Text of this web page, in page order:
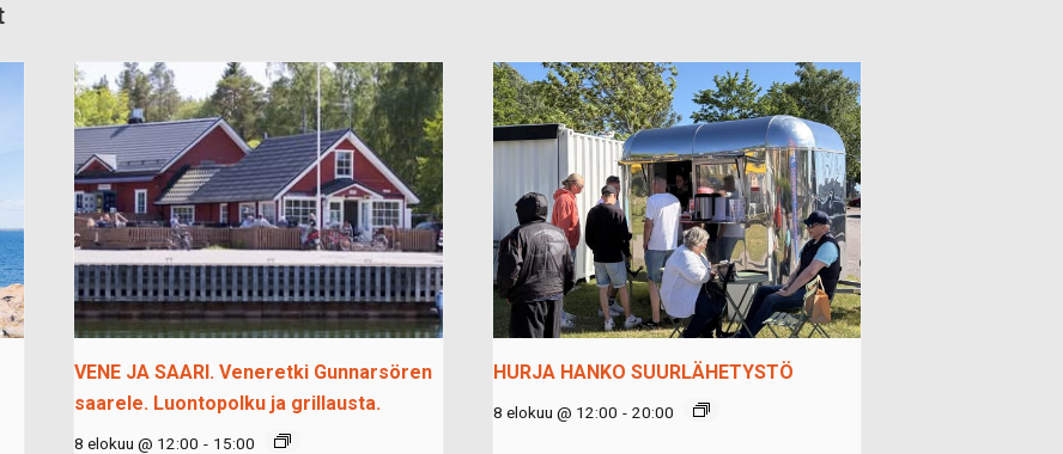
VENE JA SAARI. Veneretki Gunnarsören
saarele. Luontopolku ja grillausta.
8 elokuu @ 12:00 - 15:00
HURJA HANKO SUURLÄHETYSTÖ
8 elokuu @ 12:00 - 20:00